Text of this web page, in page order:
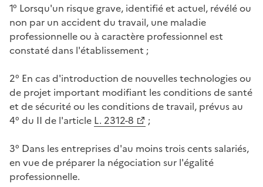
1° Lorsqu'un risque grave, identifié et actuel, révélé ou
non par un accident du travail, une maladie
professionnelle ou à caractère professionnel est
constaté dans l'établissement ;
2° En cas d'introduction de nouvelles technologies ou
de projet important modifiant les conditions de santé
et de sécurité ou les conditions de travail, prévus au
4° du II de l'article L. 2312-8
;
3° Dans les entreprises d'au moins trois cents salariés,
en vue de préparer la négociation sur l'égalité
professionnelle.